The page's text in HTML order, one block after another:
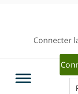
navigationConnecter